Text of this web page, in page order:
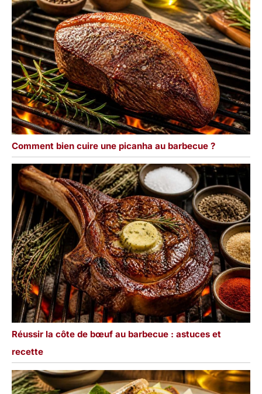
Comment bien cuire une picanha au barbecue ?
Réussir la côte de bœuf au barbecue : astuces et
recette